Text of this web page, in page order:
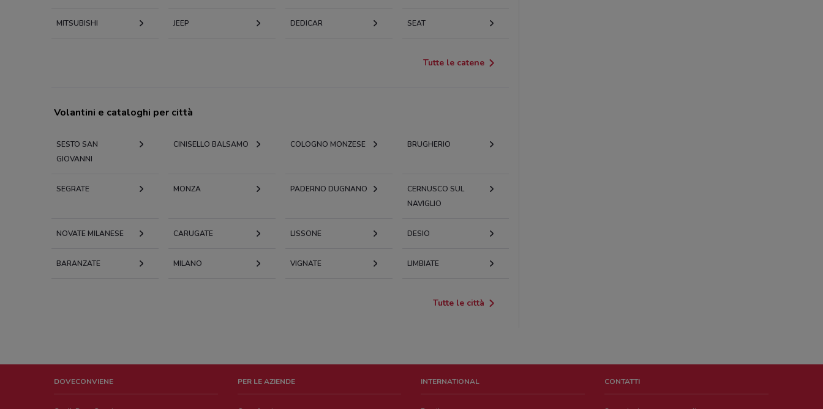
MITSUBISHI JEEP DEDICAR SEAT
Tutte le catene
Volantini e cataloghi per città
SESTO SAN
GIOVANNI
CINISELLO BALSAMO COLOGNO MONZESE BRUGHERIO
SEGRATE MONZA PADERNO DUGNANO
CERNUSCO SUL
NAVIGLIO
NOVATE MILANESE CARUGATE LISSONE DESIO
BARANZATE MILANO VIGNATE LIMBIATE
Tutte le città
DOVECONVIENE PER LE AZIENDE INTERNATIONAL CONTATTI